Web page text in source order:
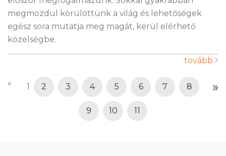
megmozdul körülöttünk a világ és lehetőségek
egész sora mutatja meg magát, kerül elérhető
közelségbe.
tovább
« 1 2 3 4 5 6 7 8
9 10 11
»